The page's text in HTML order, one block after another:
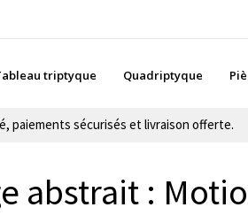
triptyque Quadriptyque
paiements sécurisés et livraison offerte.
abstrait :